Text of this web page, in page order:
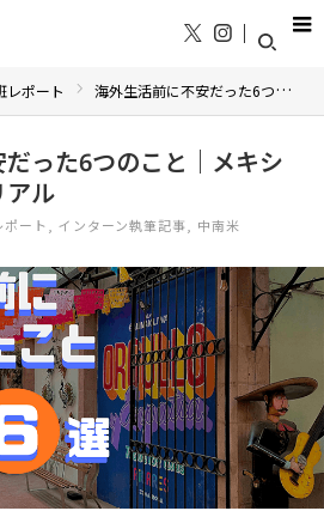
レポート 海外生活前に不安だった6つのこと｜メキシコ生活で感じたリアル
った6つのこと｜メキシ
アル
ート インターン執筆記事 中南米